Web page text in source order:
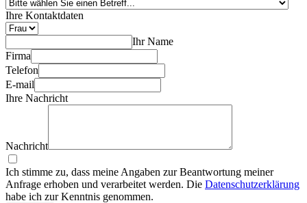
Ihre Kontaktdaten
Ihr Name
Firma
Telefon
E-mail
Ihre Nachricht
Nachricht
Ich stimme zu, dass meine Angaben zur Beantwortung meiner
Anfrage erhoben und verarbeitet werden. Die Datenschutzerklärung
habe ich zur Kenntnis genommen.